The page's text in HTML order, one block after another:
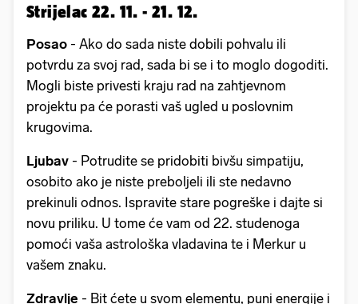
Strijelac 22. 11. - 21. 12.
Posao - Ako do sada niste dobili pohvalu ili
potvrdu za svoj rad, sada bi se i to moglo dogoditi.
Mogli biste privesti kraju rad na zahtjevnom
projektu pa će porasti vaš ugled u poslovnim
krugovima.
Ljubav - Potrudite se pridobiti bivšu simpatiju,
osobito ako je niste preboljeli ili ste nedavno
prekinuli odnos. Ispravite stare pogreške i dajte si
novu priliku. U tome će vam od 22. studenoga
pomoći vaša astrološka vladavina te i Merkur u
vašem znaku.
Zdravlje - Bit ćete u svom elementu, puni energije i